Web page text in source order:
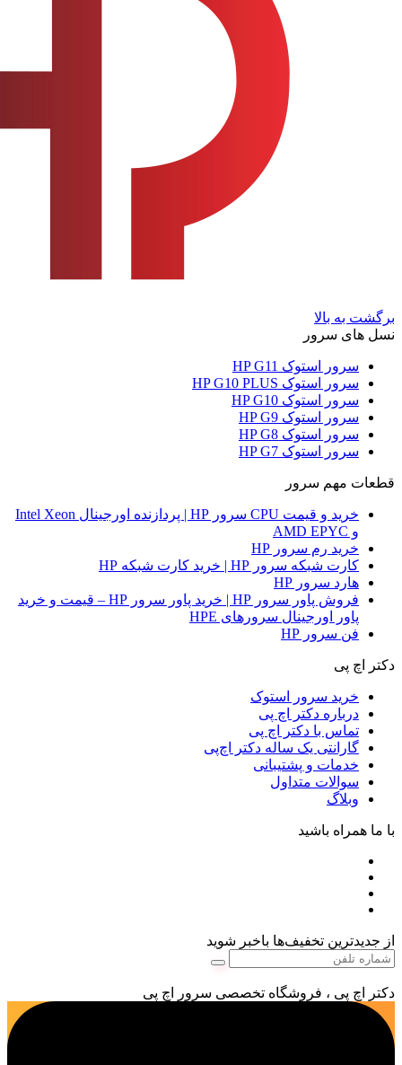
برگشت به بالا
نسل های سرور
سرور استوک HP G11
سرور استوک HP G10 PLUS
سرور استوک HP G10
سرور استوک HP G9
سرور استوک HP G8
سرور استوک HP G7
قطعات مهم سرور
خرید و قیمت CPU سرور HP | پردازنده اورجینال Intel Xeon
و AMD EPYC
خرید رم سرور HP
کارت شبکه سرور HP | خرید کارت شبکه HP
هارد سرور HP
فروش پاور سرور HP | خرید پاور سرور HP – قیمت و خرید
پاور اورجینال سرورهای HPE
فن سرور HP
دکتر اچ پی
خرید سرور استوک
درباره دکتر اچ پی
تماس با دکتر اچ پی
گارانتی یک ساله دکتر اچ‌پی
خدمات و پشتیبانی
سوالات متداول
وبلاگ
با ما همراه باشید
از جدیدترین تخفیف‌ها باخبر شوید
دکتر اچ پی ، فروشگاه تخصصی سرور اچ پی